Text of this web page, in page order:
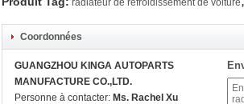
radiateur de refroidissement de voiture
Coordonnées
GUANGZHOU KINGA AUTOPARTS
MANUFACTURE CO.,LTD.
Personne à contacter: Ms. Rachel Xu